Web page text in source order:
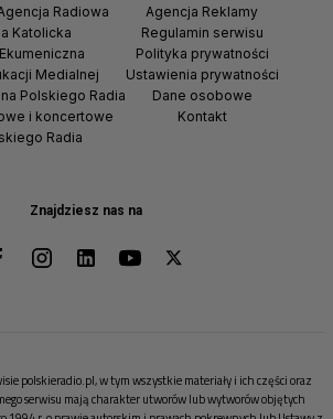
Znajdziesz nas na
Radiowa
Katolicka
Medialnej
Polskiego Radia
i koncertowe
Radia
Agencja Reklamy
Regulamin serwisu
Polityka prywatności
Ustawienia prywatności
Dane osobowe
Kontakt
polskieradio.pl, w tym wszystkie materiały i ich części oraz
serwisu mają charakter utworów lub wytworów objętych